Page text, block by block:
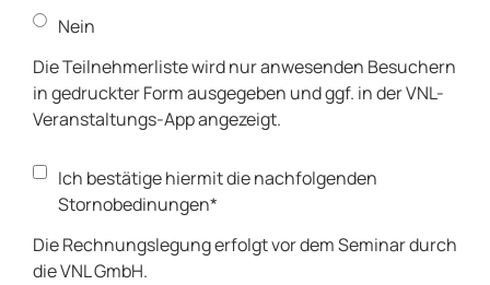
Nein
Die Teilnehmerliste wird nur anwesenden Besuchern
in gedruckter Form ausgegeben und ggf. in der VNL-
Veranstaltungs-App angezeigt.
Ich bestätige hiermit die nachfolgenden
Stornobedinungen*
Die Rechnungslegung erfolgt vor dem Seminar durch
die VNL GmbH.